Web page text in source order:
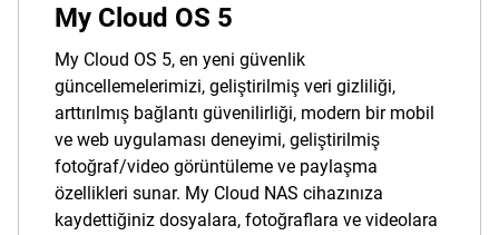
My Cloud OS 5
My Cloud OS 5, en yeni güvenlik
güncellemelerimizi, geliştirilmiş veri gizliliği,
arttırılmış bağlantı güvenilirliği, modern bir mobil
ve web uygulaması deneyimi, geliştirilmiş
fotoğraf/video görüntüleme ve paylaşma
özellikleri sunar. My Cloud NAS cihazınıza
kaydettiğiniz dosyalara, fotoğraflara ve videolara